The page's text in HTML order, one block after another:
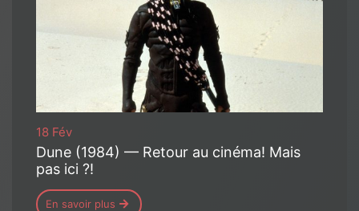
18 Fév
Dune (1984) — Retour au cinéma! Mais
pas ici ?!
En savoir plus